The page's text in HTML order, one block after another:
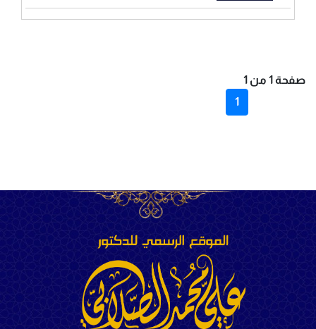
صفحة 1 من 1
1